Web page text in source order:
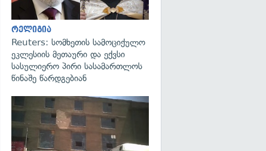
რელიგია
Reuters: სომხეთის სამოციქულო
ეკლესიის მეთაური და ექვსი
სასულიერო პირი სასამართლოს
წინაშე წარდგებიან